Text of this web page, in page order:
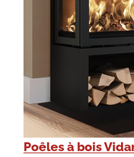
Poêles à bois